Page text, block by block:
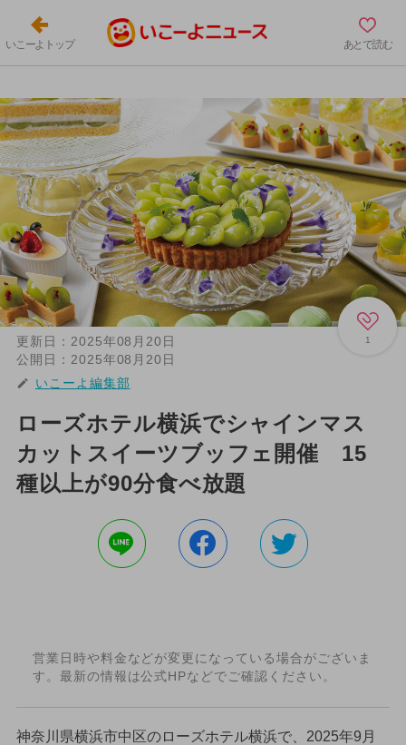
いこーよトップ あとで読む
1
更新日： 2025年08月20日
公開日： 2025年08月20日
いこーよ編集部
ローズホテル横浜でシャインマス
カットスイーツブッフェ開催 15
種以上が90分食べ放題
営業日時や料金などが変更になっている場合がございま
す。最新の情報は公式HPなどでご確認ください。
神奈川県横浜市中区のローズホテル横浜で、2025年9月